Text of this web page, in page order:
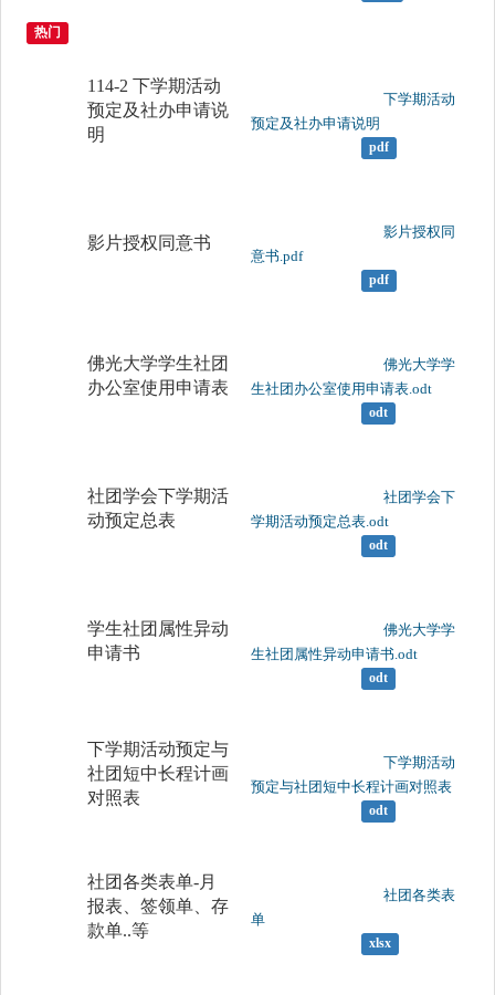
热门
114-2 下学期活动
预定及社办申请说
明
预定及社办申请说明
pdf
影片授权同意书
意书.pdf
pdf
佛光大学学生社团
办公室使用申请表
生社团办公室使用申请表.odt
odt
社团学会下学期活
动预定总表
学期活动预定总表.odt
odt
学生社团属性异动
申请书
生社团属性异动申请书.odt
odt
下学期活动预定与
社团短中长程计画
对照表
预定与社团短中长程计画对照表
odt
社团各类表单-月
报表、签领单、存
款单..等
单
xlsx